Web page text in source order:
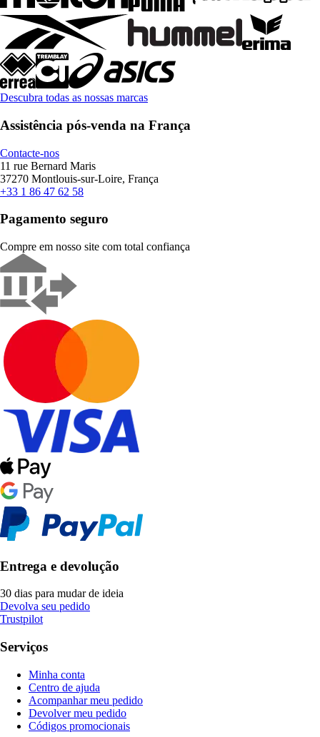
Descubra todas as nossas marcas
Assistência pós-venda na França
Contacte-nos
11 rue Bernard Maris
37270 Montlouis-sur-Loire, França
+33 1 86 47 62 58
Pagamento seguro
Compre em nosso site com total confiança
Entrega e devolução
30 dias para mudar de ideia
Devolva seu pedido
Trustpilot
Serviços
Minha conta
Centro de ajuda
Acompanhar meu pedido
Devolver meu pedido
Códigos promocionais